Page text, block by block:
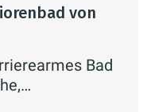
von
Bad